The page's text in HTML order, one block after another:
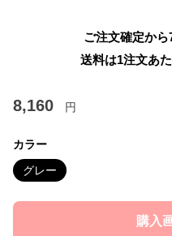
ご注文確定か
送料は1注文あ
8,160 円
カラー
グレー
購入